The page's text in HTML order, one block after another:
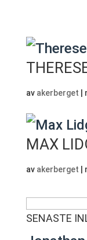
av akerberget
MAX
av akerberget
Sök
efter:
SENASTE